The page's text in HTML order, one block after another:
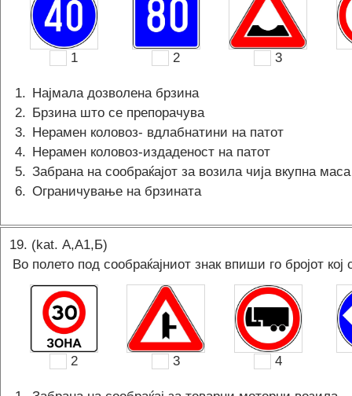
1 2 3
1. Најмала дозволена брзина
2. Брзина што се препорачува
3. Нерамен коловоз- вдлабнатини на патот
4. Нерамен коловоз-издаденост на патот
5. Забрана на сообраќајот за возила чија вкупна
6. Ограничување на брзината
19. (kat. А,A1,Б)
Во полето под сообраќајниот знак впиши го бројот
2 3 4